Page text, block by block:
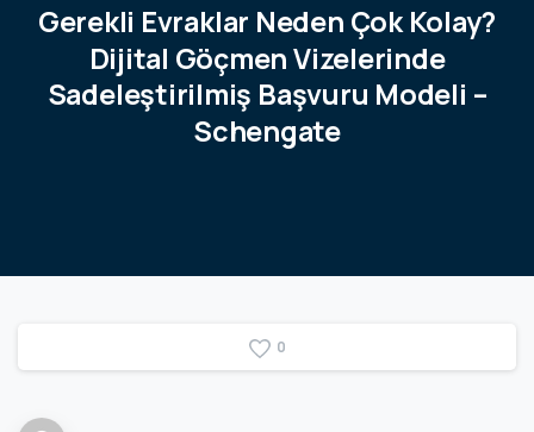
Gerekli Evraklar Neden Çok Kolay?
Dijital GöçmenVizelerinde
Sadeleştirilmiş Başvuru Modeli –
Schengate
0